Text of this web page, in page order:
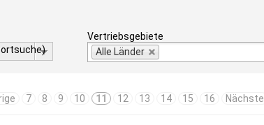
Vertriebsgebiete
Alle Länder
7 8 9 10 11 12 13 14 15 16 Nächste